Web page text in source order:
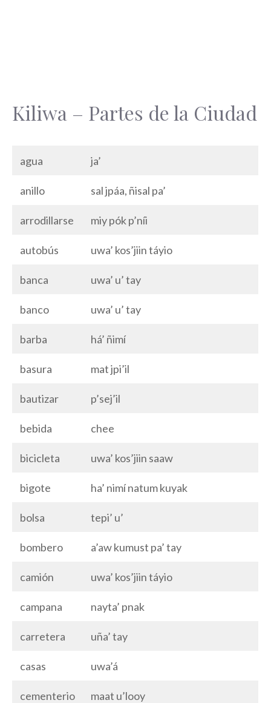
Kiliwa – Partes de la Ciudad
agua ja’
anillo sal jpáa, ñisal pa’
arrodillarse miy pók p’níi
autobús uwa’ kos’jiin táyio
banca uwa’ u’ tay
banco uwa’ u’ tay
barba há’ ñimí
basura mat jpi’il
bautizar p’sej’il
bebida chee
bicicleta uwa’ kos’jiin saaw
bigote ha’ nimí natum kuyak
bolsa tepi’ u’
bombero a’aw kumust pa’ tay
camión uwa’ kos’jiin táyio
campana nayta’ pnak
carretera uña’ tay
casas uwa’á
cementerio maat u’looy